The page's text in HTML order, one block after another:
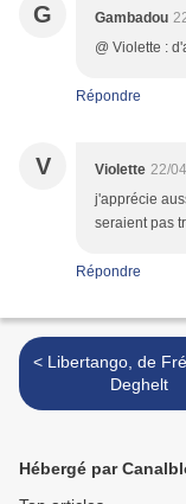
G Gambadou
@ Violette :
Répondre
V Violette 22/
j'apprécie
seraient pas
Répondre
< Libertango, de Frédérique
Deghelt
Hébergé par